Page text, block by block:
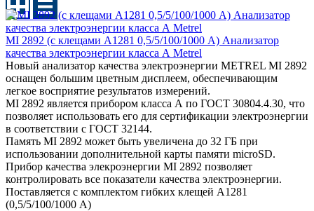
MI 2892 (с клещами А1281 0,5/5/100/1000 А) Анализатор
качества электроэнергии класса А Metrel
Новый анализатор качества электроэнергии METREL MI 2892
оснащен большим цветным дисплеем, обеспечивающим
легкое восприятие результатов измерений.
MI 2892 является прибором класса А по ГОСТ 30804.4.30, что
позволяет использовать его для сертификации электроэнергии
в соответствии с ГОСТ 32144.
Память MI 2892 может быть увеличена до 32 ГБ при
использовании дополнительной карты памяти microSD.
Прибор качества элекроэнергии MI 2892 позволяет
контролировать все показатели качества электроэнергии.
Поставляется с комплектом гибких клещей А1281
(0,5/5/100/1000 А)